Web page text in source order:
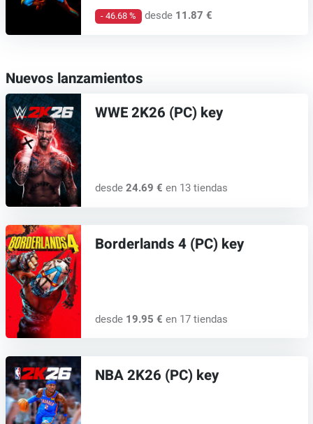
- 46.68 % desde 11.87 €
Nuevos lanzamientos
WWE 2K26 (PC) key
desde 24.69 € en 13 tiendas
Borderlands 4 (PC) key
desde 19.95 € en 17 tiendas
NBA 2K26 (PC) key